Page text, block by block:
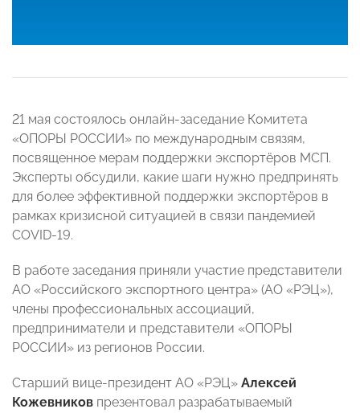
21 мая состоялось онлайн-заседание Комитета
«ОПОРЫ РОССИИ» по международным связям,
посвященное мерам поддержки экспортёров МСП.
Эксперты обсудили, какие шаги нужно предпринять
для более эффективной поддержки экспортёров в
рамках кризисной ситуацией в связи пандемией
COVID-19.
В работе заседания приняли участие представители
АО «Российского экспортного центра» (АО «РЭЦ»),
члены профессиональных ассоциаций,
предприниматели и представители «ОПОРЫ
РОССИИ» из регионов России.
Старший вице-президент АО «РЭЦ» Алексей
Кожевников презентовал разрабатываемый